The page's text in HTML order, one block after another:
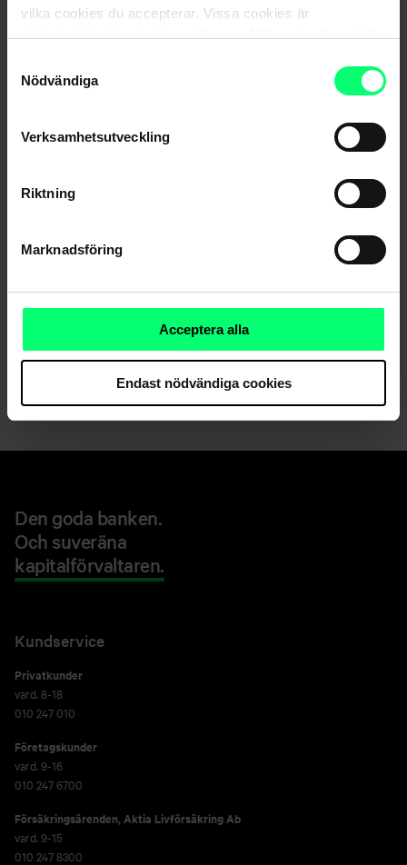
vilka cookies du accepterar. Vissa cookies är
obligatoriska för att säkerställa en pålitlig och säker drift
Nödvändiga
Verksamhetsutveckling
Riktning
Marknadsföring
Acceptera alla
Endast nödvändiga cookies
Den goda banken.
Och suveräna
kapitalförvaltaren.
Kundservice
Privatkunder
vard. 8-18
010 247 010
Företagskunder
vard. 9-16
010 247 6700
Försäkringsärenden, Aktia Livförsäkring Ab
vard. 9-15
010 247 8300